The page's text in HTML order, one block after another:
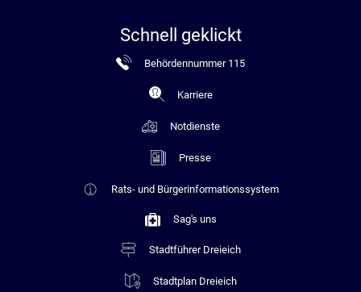
Schnell geklickt
Behördennummer 115
Karriere
Notdienste
Presse
Rats- und Bürgerinformationssystem
Sag's uns
Stadtführer Dreieich
Stadtplan Dreieich